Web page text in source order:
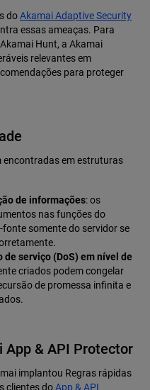
doAkamai Adaptive Security
essas ameaças. Para
Hunt, a Akamai
relevantes em
para proteger
encontradas em estruturas
de informações: os
nas funções do
somente do servidor se
serviço (DoS) em nível de
criados podem congelar
de promessa infinita e
App & API Protector
implantou Regras rápidas
clientes doApp & API